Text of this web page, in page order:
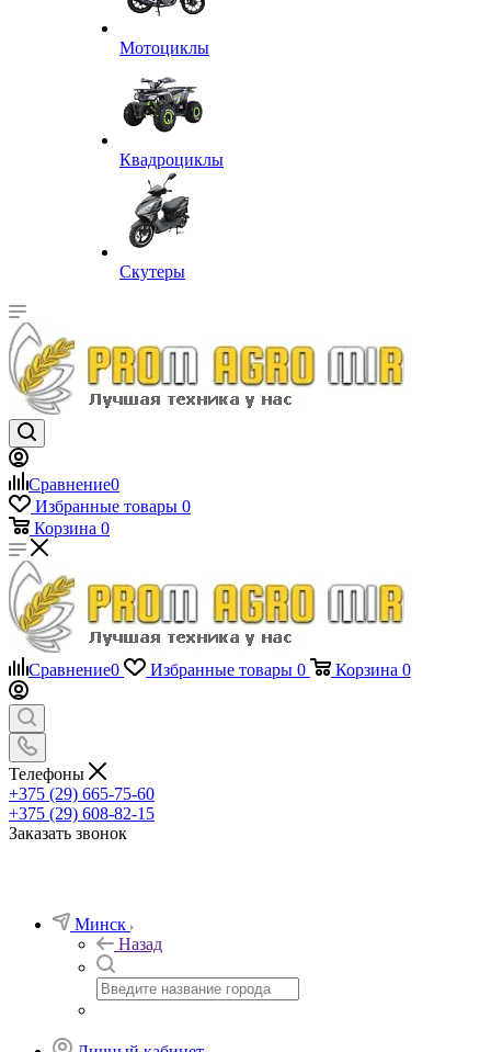
Мотоциклы
Квадроциклы
Скутеры
Сравнение0
Избранные товары 0
Корзина 0
Сравнение0 Избранные товары 0 Корзина 0
Телефоны
+375 (29) 665-75-60
+375 (29) 608-82-15
Заказать звонок
Минск
Назад